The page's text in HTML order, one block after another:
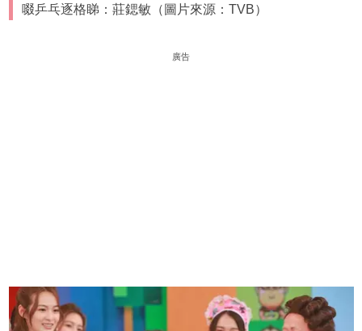
啜乒乓逐格睇：莊鍶敏（圖片來源：TVB）
廣告